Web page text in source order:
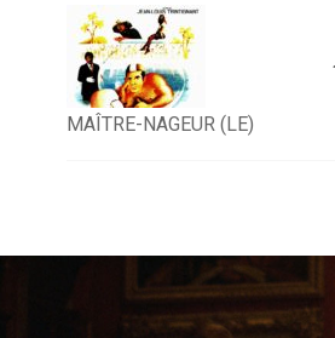
MAÎTRE-NAGEUR (LE)